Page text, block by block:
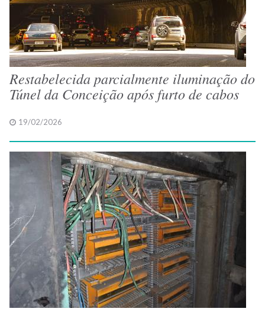
Restabelecida parcialmente iluminação do
Túnel da Conceição após furto de cabos
19/02/2026